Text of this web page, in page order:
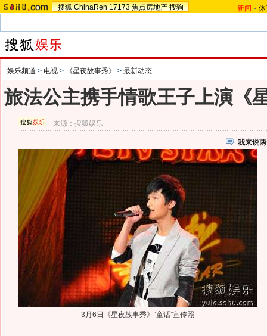
搜狐 ChinaRen 17173 焦点房地产 搜狗 新闻 -
娱乐频道 > 电视 > 《星夜故事秀》 > 最新动态
旅法公主携手情歌王子上演《
来源：搜狐娱乐
我来说
3月6日《星夜故事秀》“童话”宣传照